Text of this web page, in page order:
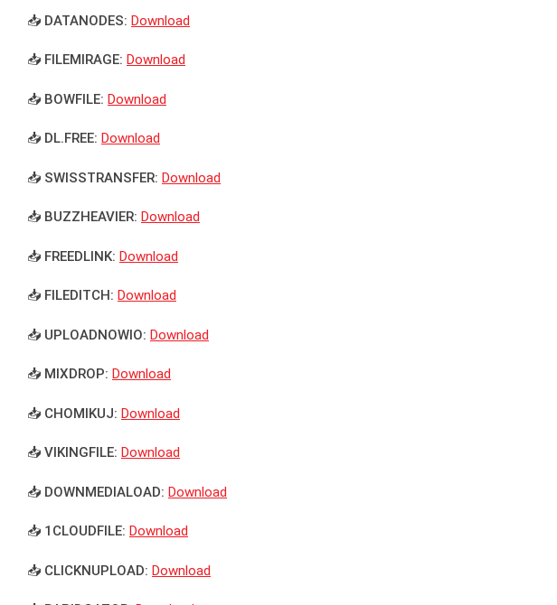
📥 DATANODES: Download
📥 FILEMIRAGE: Download
📥 BOWFILE: Download
📥 DL.FREE: Download
📥 SWISSTRANSFER: Download
📥 BUZZHEAVIER: Download
📥 FREEDLINK: Download
📥 FILEDITCH: Download
📥 UPLOADNOWIO: Download
📥 MIXDROP: Download
📥 CHOMIKUJ: Download
📥 VIKINGFILE: Download
📥 DOWNMEDIALOAD: Download
📥 1CLOUDFILE: Download
📥 CLICKNUPLOAD: Download